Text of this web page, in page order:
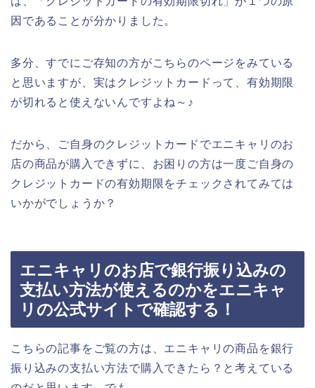
因であることが分かりました。
多分、すでにご存知の方がこちらのページをみている
と思いますが、実はクレジットカードって、有効期限
が切れると使えないんですよね～♪
だから、ご自身のクレジットカードでエニキャリのお
店の商品が購入できずに、お困りの方は一度ご自身の
クレジットカードの有効期限をチェックされてみては
いかがでしょうか？
エニキャリのお店で銀行振り込みの
支払い方法が使えるのかをエニキャ
リの公式サイトで確認する！
こちらの記事をご覧の方は、エニキャリの商品を銀行
振り込みの支払い方法で購入できたら？と考えている